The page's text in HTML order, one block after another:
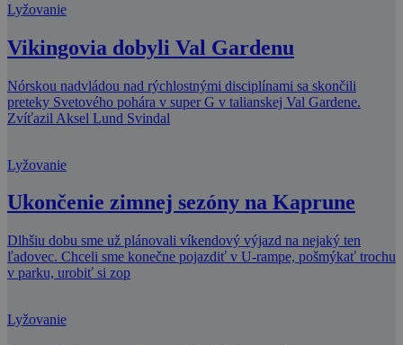
Lyžovanie
Vikingovia dobyli Val Gardenu
Nórskou nadvládou nad rýchlostnými disciplínami sa skončili
preteky Svetového pohára v super G v talianskej Val Gardene.
Zvíťazil Aksel Lund Svindal
Lyžovanie
Ukončenie zimnej sezóny na Kaprune
Dlhšiu dobu sme už plánovali víkendový výjazd na nejaký ten
ľadovec. Chceli sme konečne pojazdiť v U-rampe, pošmýkať trochu
v parku, urobiť si zop
Lyžovanie